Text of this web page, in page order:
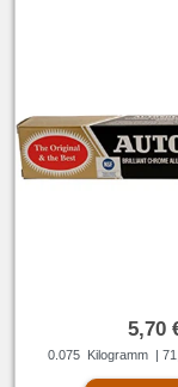
5,70
0.075 Kilogramm |